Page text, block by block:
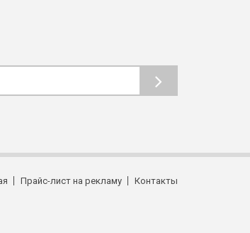
Прайс-лист на рекламу Контакты